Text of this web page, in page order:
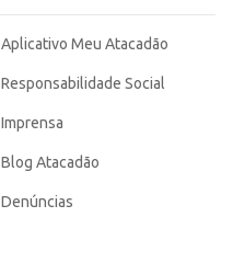
Aplicativo Meu Atacadão
Responsabilidade Social
Imprensa
Blog Atacadão
Denúncias